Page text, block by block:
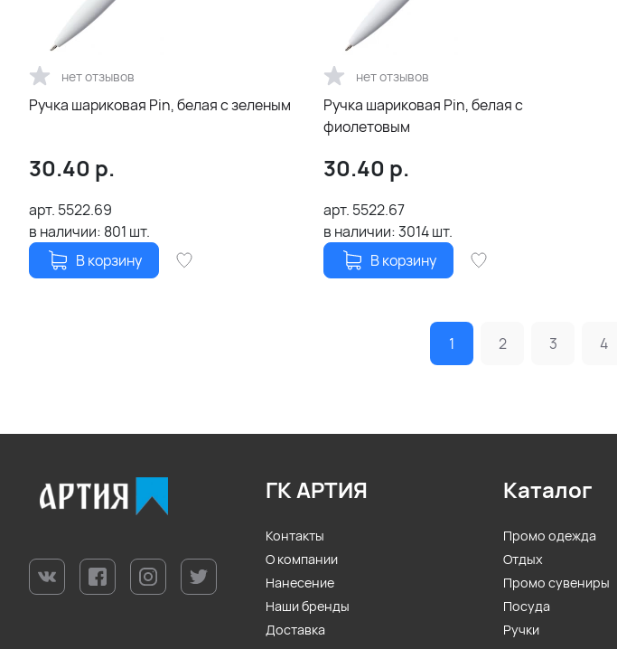
нет отзывов
Ручка шариковая Pin, белая с зеленым
30.40 р.
арт. 5522.69
в наличии: 801 шт.
В корзину
нет отзывов
Ручка шариковая Pin, белая с
фиолетовым
30.40 р.
арт. 5522.67
в наличии:3014шт.
В корзину
1 2 3 4
ГК АРТИЯ
Контакты
О компании
Нанесение
Наши бренды
Доставка
Каталог
Промо одежда
Отдых
Промо сувениры
Посуда
Ручки